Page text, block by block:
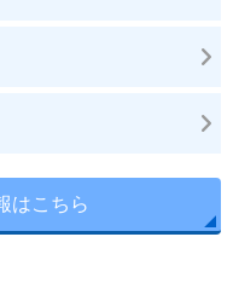
はこちら